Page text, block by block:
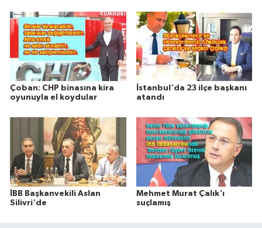
Çoban: CHP binasına kira
oyunuyla el koydular
İstanbul'da 23 ilçe başkanı
atandı
İBB Başkanvekili Aslan
Silivri'de
Mehmet Murat Çalık'ı
suçlamış